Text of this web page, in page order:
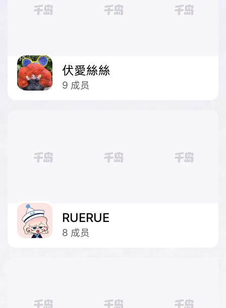
伏愛絲絲
9 成员
RUERUE
8 成员